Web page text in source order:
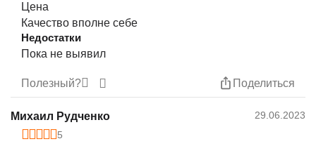
В руководстве есть русский язык, инструкция,
как и что крепится / подключить ясна и
понятна. Подключил к питанию, вставил карту
памяти, скачал на телефон приложение,
первом подключении сразу обновилось ПО,
сразу же опозналась и отформотировалась.
Настроил положение видеорегистратора на
Цена
Качество вполне себе
Недостатки
Пока не выявил
Полезный? Поделиться
Михаил Рудченко
29.06.2023
5